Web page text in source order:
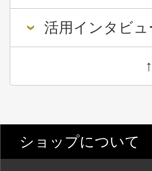
活用インタビュ
↑
ショップについて